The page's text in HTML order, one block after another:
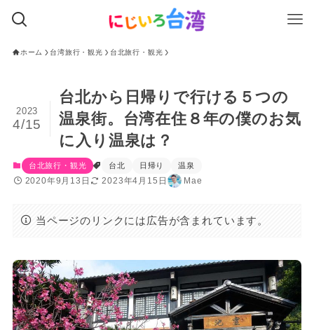
ホーム 台湾旅行・観光 台北旅行・観光
台北から日帰りで行ける５つの
温泉街。台湾在住８年の僕のお気
に入り温泉は？
2023
4/15
台北旅行・観光 台北 日帰り 温泉
2020年9月13日 2023年4月15日 Mae
当ページのリンクには広告が含まれています。